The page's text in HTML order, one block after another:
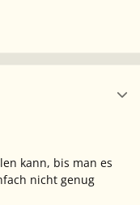
kann, bis man es
nicht genug